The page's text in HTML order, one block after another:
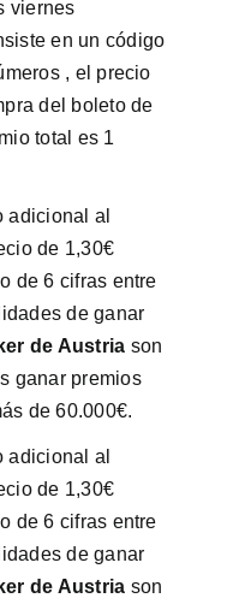
viernes
en un código
, el precio
del boleto de
total es 1
adicional al
de 1,30€
de 6 cifras entre
de ganar
de Austria son
ganar premios
de 60.000€.
adicional al
de 1,30€
de 6 cifras entre
de ganar
de Austria son